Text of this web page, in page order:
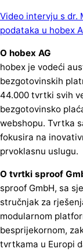
Video intervju s dr.
podataka u hobex
O hobex AG
hobex je vodeći
bezgotovinskih
44.000 tvrtki svih
bezgotovinsko
webshopu. Tvrtka
fokusira na
prvoklasnu uslugu.
O tvrtki sproof
sproof GmbH, sa
stručnjak za
modularnom
besprijekornom,
tvrtkama u Europi